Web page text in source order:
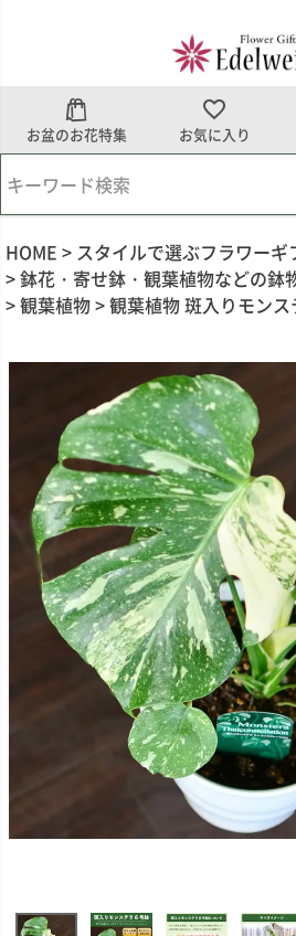
お盆のお花特集 お気に入り
HOME
スタイルで選ぶフラワーギ
鉢花・寄せ鉢・観葉植物などの鉢
観葉植物
観葉植物 斑入りモン